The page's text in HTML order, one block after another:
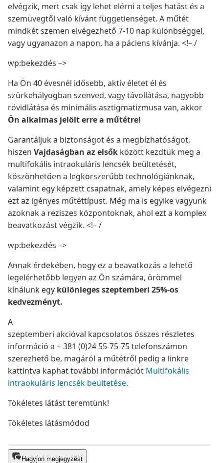
elvégzik, mert csak így lehet elérni a teljes hatást és a
szemüvegtől való kívánt függetlenséget. A műtét
mindkét szemen elvégezhető 7-10 nap különbséggel,
vagy ugyanazon a napon, ha a páciens kívánja. <!– /
wp:bekezdés –>
Ha Ön 40 évesnél idősebb, aktív életet él és
szürkehályogban szenved, vagy távollátása, nagyobb
rövidlátása és minimális asztigmatizmusa van, akkor
Ön alkalmas jelölt erre a műtétre!
Garantáljuk a biztonságot és a megbízhatóságot,
hiszen Vajdaságban az elsők között kezdtük meg a
multifokális intraokuláris lencsék beültetését,
köszönhetően a legkorszerűbb technológiánknak,
valamint egy képzett csapatnak, amely képes elvégezni
ezt az igényes műtéttípust. Még ma is egyike vagyunk
azoknak a reziszes központoknak, ahol ezt a komplex
beavatkozást végzik. <!– /
wp:bekezdés –>
Annak érdekében, hogy ez a beavatkozás a lehető
legelérhetőbb legyen az Ön számára, örömmel
kínálunk egy különleges szeptemberi 25%-os
kedvezményt.
A
szeptemberi akcióval kapcsolatos összes részletes
információ a + 381 (0)24 55-75-75 telefonszámon
szerezhető be, magáról a műtétről pedig a linkre
kattintva kaphat további információt Multifokális
intraokuláris lencsék beültetése.
Tökéletes látást teremtünk!
Tökéletes látásmódod
Hagyjon megjegyzést